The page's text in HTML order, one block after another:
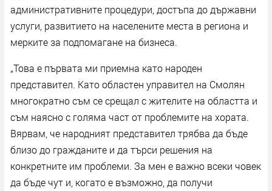
административните процедури, достъпа до държавни
услуги, развитието на населените места в региона и
мерките за подпомагане на бизнеса.
„Това е първата ми приемна като народен
представител. Като областен управител на Смолян
многократно съм се срещал с жителите на областта и
съм наясно с голяма част от проблемите на хората.
Вярвам, че народният представител трябва да бъде
близо до гражданите и да търси решения на
конкретните им проблеми. За мен е важно всеки човек
да бъде чут и, когато е възможно, да получи